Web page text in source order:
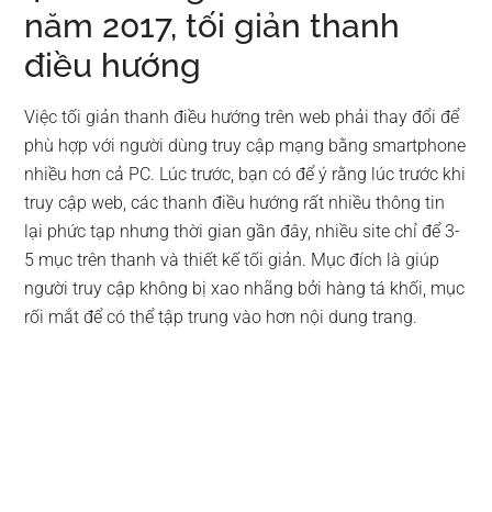
năm 2017, tối giản thanh
điều hướng
Việc tối giản thanh điều hướng trên web phải thay đổi để
phù hợp với người dùng truy cập mạng bằng smartphone
nhiều hơn cả PC. Lúc trước, bạn có để ý rằng lúc trước khi
truy cập web, các thanh điều hướng rất nhiều thông tin
lại phức tạp nhưng thời gian gần đây, nhiều site chỉ để 3-
5 mục trên thanh và thiết kế tối giản. Mục đích là giúp
người truy cập không bị xao nhãng bởi hàng tá khối, mục
rối mắt để có thể tập trung vào hơn nội dung trang.